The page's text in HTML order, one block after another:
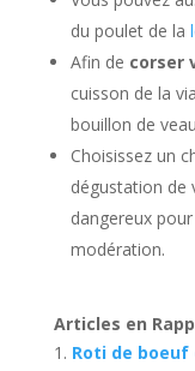
du poulet de la
Afin de corser
cuisson de la
bouillon de
Choisissez un
dégustation de
dangereux
modération.
Articles en
Roti de